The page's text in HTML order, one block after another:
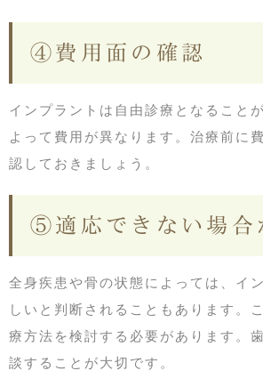
④費用面の確認
インプラントは自由診療となること
よって費用が異なります。治療前に
認しておきましょう。
⑤適応できない場合
全身疾患や骨の状態によっては、イ
しいと判断されることもあります。
療方法を検討する必要があります。
談することが大切です。